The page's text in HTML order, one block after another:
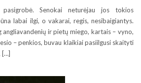
Senokai neturėjau jos tokios
labai ilgi, o vakarai, regis, nesibaigiantys.
ir pietų miego, kartais – vyno,
– penkios, buvau klaikiai pasiilgusi skaityti
[…]